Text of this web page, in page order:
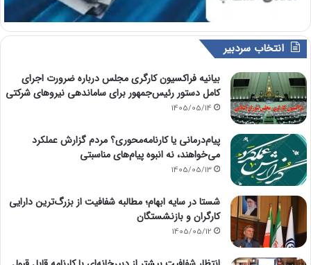
انتخاب سردبیر
بیانیه فراکسیون کارگری مجلس درباره ضرورت اجرای
کامل دستور رئیس‌جمهور برای ساماندهی نیروهای شرکتی
1405/05/14
پیام‌درمانی یا کارنامه‌محوری؟ مردم گزارش عملکرد
می‌خواهند، نه انبوه پیام‌های مناسبتی
1405/05/13
شستا در سایه ابهام؛ مطالبه شفافیت از بزرگ‌ترین دارایی
کارگران و بازنشستگان
1405/05/12